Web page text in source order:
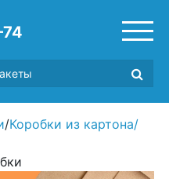
/Коробки из картона/